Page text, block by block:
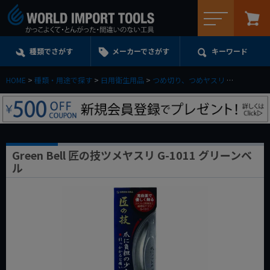
種類でさがす メーカーでさがす キーワード
HOME 種類・用途で探す 日用衛生用品 つめ切り、つめヤスリ
Green Bell 匠の技ツメヤスリ G-1011 グリーンベ
ル